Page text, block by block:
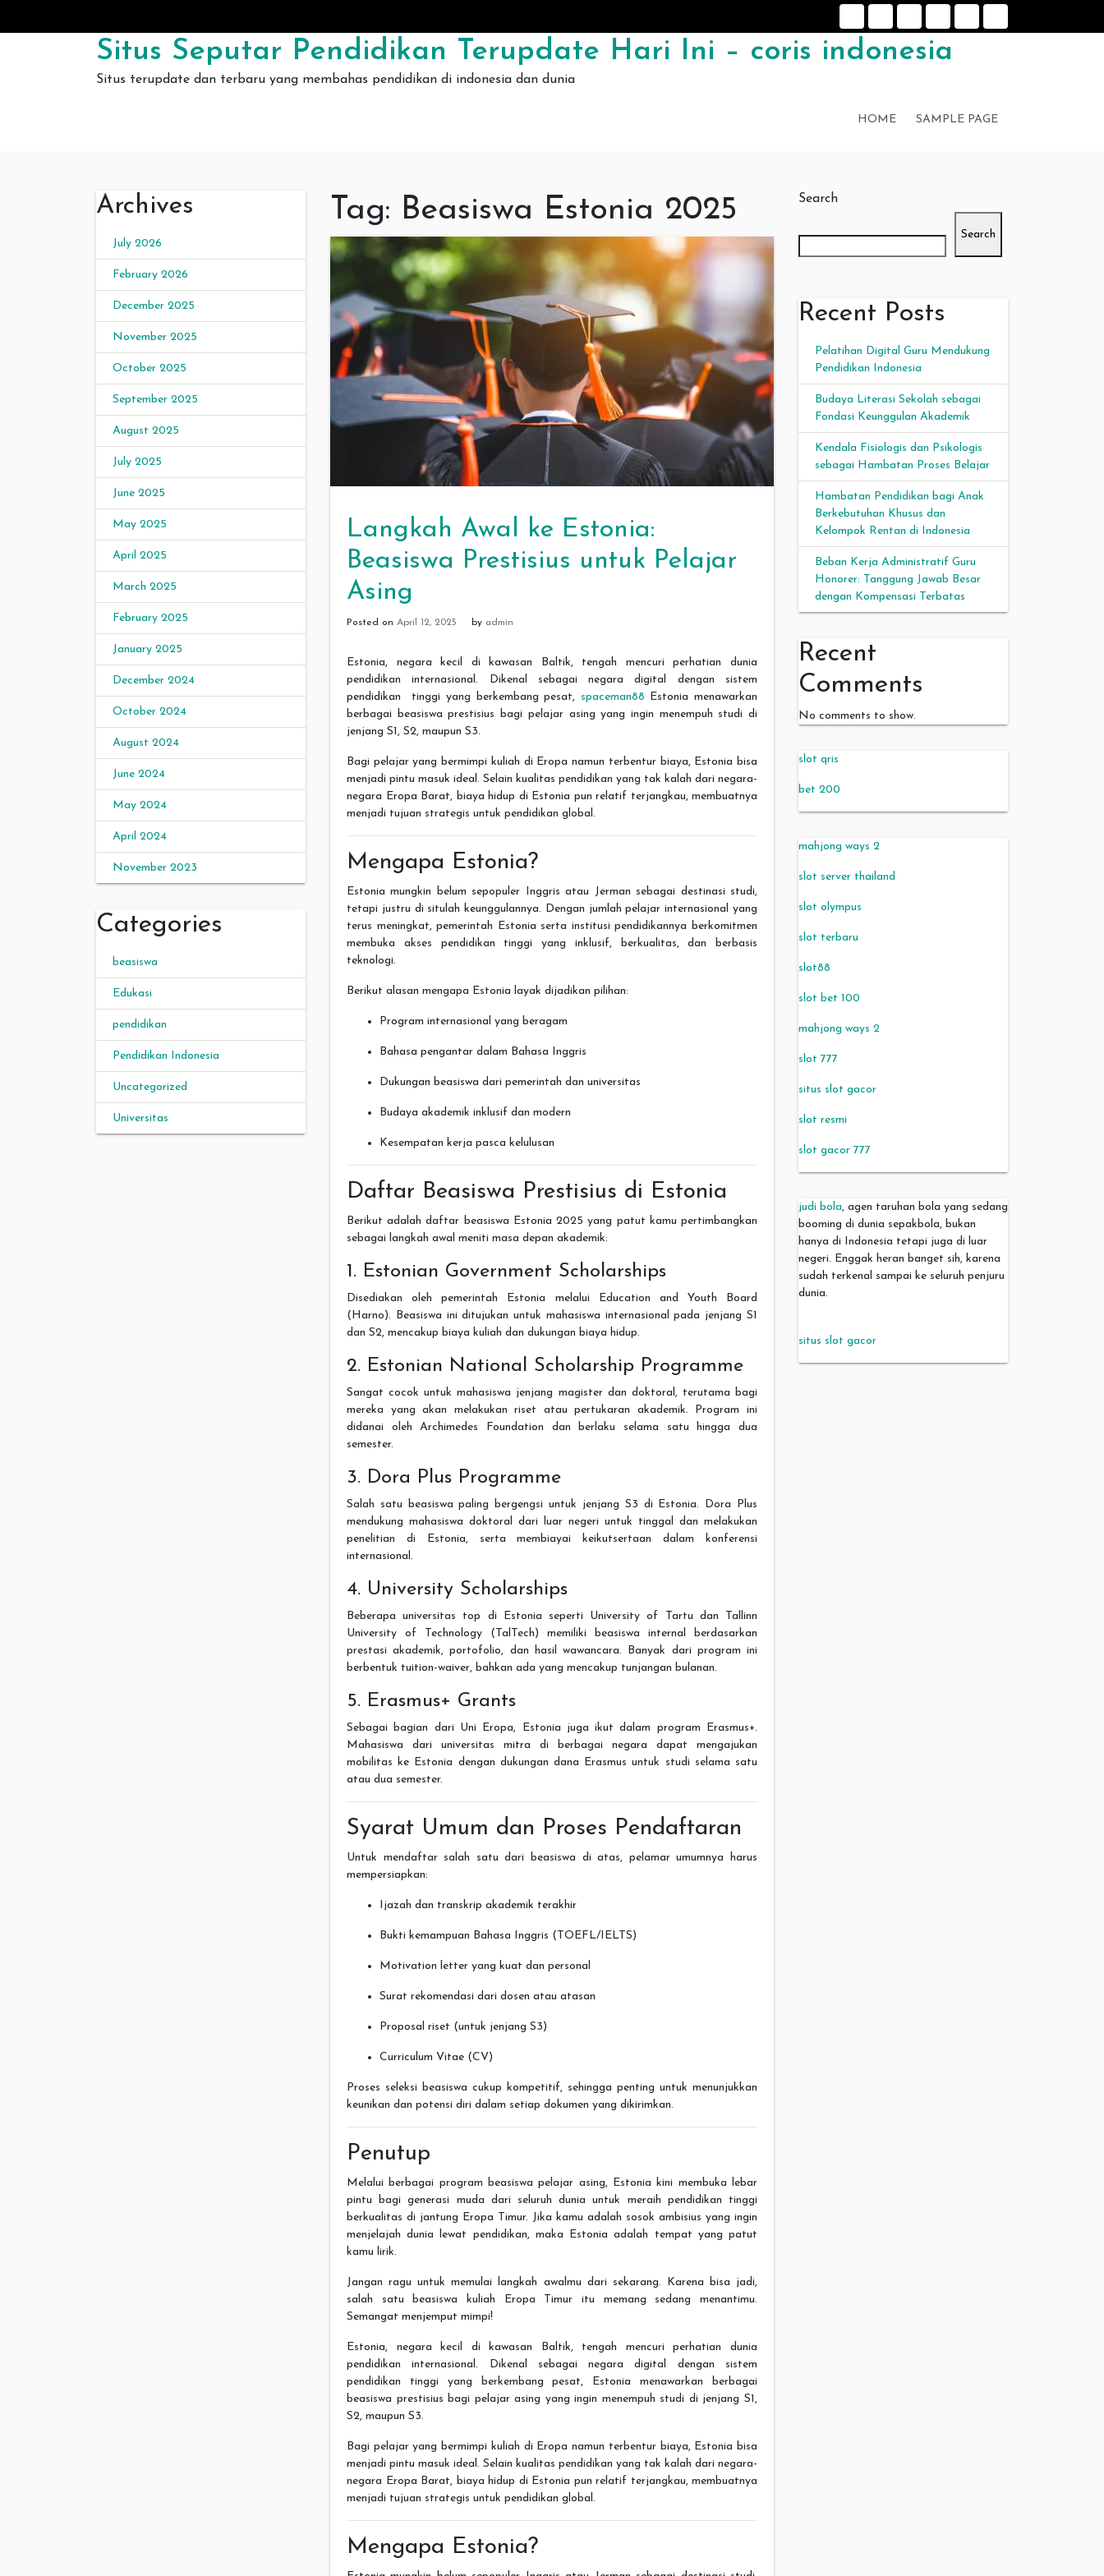
Situs Seputar Pendidikan Terupdate Hari Ini – coris indonesia
Situs terupdate dan terbaru yang membahas pendidikan di indonesia dan dunia
HOME SAMPLE PAGE
Archives
July 2026
February 2026
December 2025
November 2025
October 2025
September 2025
August 2025
July 2025
June 2025
May 2025
April 2025
March 2025
February 2025
January 2025
December 2024
October 2024
August 2024
June 2024
May 2024
April 2024
November 2023
Categories
beasiswa
Edukasi
pendidikan
Pendidikan Indonesia
Uncategorized
Universitas
Tag: Beasiswa Estonia 2025
Langkah Awal ke Estonia:
Beasiswa Prestisius untuk Pelajar
Asing
Posted on April 12, 2025 by admin
Estonia, negara kecil di kawasan Baltik, tengah mencuri perhatian dunia
pendidikan internasional. Dikenal sebagai negara digital dengan sistem
pendidikan tinggi yang berkembang pesat, spaceman88 Estonia menawarkan
berbagai beasiswa prestisius bagi pelajar asing yang ingin menempuh studi di
jenjang S1, S2, maupun S3.
Bagi pelajar yang bermimpi kuliah di Eropa namun terbentur biaya, Estonia bisa
menjadi pintu masuk ideal. Selain kualitas pendidikan yang tak kalah dari negara-
negara Eropa Barat, biaya hidup di Estonia pun relatif terjangkau, membuatnya
menjadi tujuan strategis untuk pendidikan global.
Mengapa Estonia?
Estonia mungkin belum sepopuler Inggris atau Jerman sebagai destinasi studi,
tetapi justru di situlah keunggulannya. Dengan jumlah pelajar internasional yang
terus meningkat, pemerintah Estonia serta institusi pendidikannya berkomitmen
membuka akses pendidikan tinggi yang inklusif, berkualitas, dan berbasis
teknologi.
Berikut alasan mengapa Estonia layak dijadikan pilihan:
Program internasional yang beragam
Bahasa pengantar dalam Bahasa Inggris
Dukungan beasiswa dari pemerintah dan universitas
Budaya akademik inklusif dan modern
Kesempatan kerja pasca kelulusan
Daftar Beasiswa Prestisius di Estonia
Berikut adalah daftar beasiswa Estonia 2025 yang patut kamu pertimbangkan
sebagai langkah awal meniti masa depan akademik:
1. Estonian Government Scholarships
Disediakan oleh pemerintah Estonia melalui Education and Youth Board
(Harno). Beasiswa ini ditujukan untuk mahasiswa internasional pada jenjang S1
dan S2, mencakup biaya kuliah dan dukungan biaya hidup.
2. Estonian National Scholarship Programme
Sangat cocok untuk mahasiswa jenjang magister dan doktoral, terutama bagi
mereka yang akan melakukan riset atau pertukaran akademik. Program ini
didanai oleh Archimedes Foundation dan berlaku selama satu hingga dua
semester.
3. Dora Plus Programme
Salah satu beasiswa paling bergengsi untuk jenjang S3 di Estonia. Dora Plus
mendukung mahasiswa doktoral dari luar negeri untuk tinggal dan melakukan
penelitian di Estonia, serta membiayai keikutsertaan dalam konferensi
internasional.
4. University Scholarships
Beberapa universitas top di Estonia seperti University of Tartu dan Tallinn
University of Technology (TalTech) memiliki beasiswa internal berdasarkan
prestasi akademik, portofolio, dan hasil wawancara. Banyak dari program ini
berbentuk tuition-waiver, bahkan ada yang mencakup tunjangan bulanan.
5. Erasmus+ Grants
Sebagai bagian dari Uni Eropa, Estonia juga ikut dalam program Erasmus+.
Mahasiswa dari universitas mitra di berbagai negara dapat mengajukan
mobilitas ke Estonia dengan dukungan dana Erasmus untuk studi selama satu
atau dua semester.
Syarat Umum dan Proses Pendaftaran
Untuk mendaftar salah satu dari beasiswa di atas, pelamar umumnya harus
mempersiapkan:
Ijazah dan transkrip akademik terakhir
Bukti kemampuan Bahasa Inggris (TOEFL/IELTS)
Motivation letter yang kuat dan personal
Surat rekomendasi dari dosen atau atasan
Proposal riset (untuk jenjang S3)
Curriculum Vitae (CV)
Proses seleksi beasiswa cukup kompetitif, sehingga penting untuk menunjukkan
keunikan dan potensi diri dalam setiap dokumen yang dikirimkan.
Penutup
Melalui berbagai program beasiswa pelajar asing, Estonia kini membuka lebar
pintu bagi generasi muda dari seluruh dunia untuk meraih pendidikan tinggi
berkualitas di jantung Eropa Timur. Jika kamu adalah sosok ambisius yang ingin
menjelajah dunia lewat pendidikan, maka Estonia adalah tempat yang patut
kamu lirik.
Jangan ragu untuk memulai langkah awalmu dari sekarang. Karena bisa jadi,
salah satu beasiswa kuliah Eropa Timur itu memang sedang menantimu.
Semangat menjemput mimpi!
Estonia, negara kecil di kawasan Baltik, tengah mencuri perhatian dunia
pendidikan internasional. Dikenal sebagai negara digital dengan sistem
pendidikan tinggi yang berkembang pesat, Estonia menawarkan berbagai
beasiswa prestisius bagi pelajar asing yang ingin menempuh studi di jenjang S1,
S2, maupun S3.
Bagi pelajar yang bermimpi kuliah di Eropa namun terbentur biaya, Estonia bisa
menjadi pintu masuk ideal. Selain kualitas pendidikan yang tak kalah dari negara-
negara Eropa Barat, biaya hidup di Estonia pun relatif terjangkau, membuatnya
menjadi tujuan strategis untuk pendidikan global.
Mengapa Estonia?
Search
Search
Recent Posts
Pelatihan Digital Guru Mendukung
Pendidikan Indonesia
Budaya Literasi Sekolah sebagai
Fondasi Keunggulan Akademik
Kendala Fisiologis dan Psikologis
sebagai Hambatan Proses Belajar
Hambatan Pendidikan bagi Anak
Berkebutuhan Khusus dan
Kelompok Rentan di Indonesia
Beban Kerja Administratif Guru
Honorer: Tanggung Jawab Besar
dengan Kompensasi Terbatas
Recent
Comments
No comments to show.
slot qris
bet 200
mahjong ways 2
slot server thailand
slot olympus
slot terbaru
slot88
slot bet 100
mahjong ways 2
slot 777
situs slot gacor
slot resmi
slot gacor 777
judi bola, agen taruhan bola yang sedang
booming di dunia sepakbola, bukan
hanya di Indonesia tetapi juga di luar
negeri. Enggak heran banget sih, karena
sudah terkenal sampai ke seluruh penjuru
dunia.
situs slot gacor